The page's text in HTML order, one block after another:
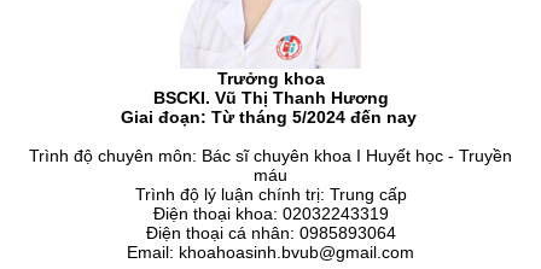
Trưởng khoa
BSCKI. Vũ Thị Thanh Hương
Giai đoạn: Từ tháng 5/2024 đến nay
Trình độ chuyên môn: Bác sĩ chuyên khoa I Huyết học - Truyền
máu
Trình độ lý luận chính trị: Trung cấp
Điện thoại khoa: 02032243319
Điện thoại cá nhân: 0985893064
Email: khoahoasinh.bvub@gmail.com